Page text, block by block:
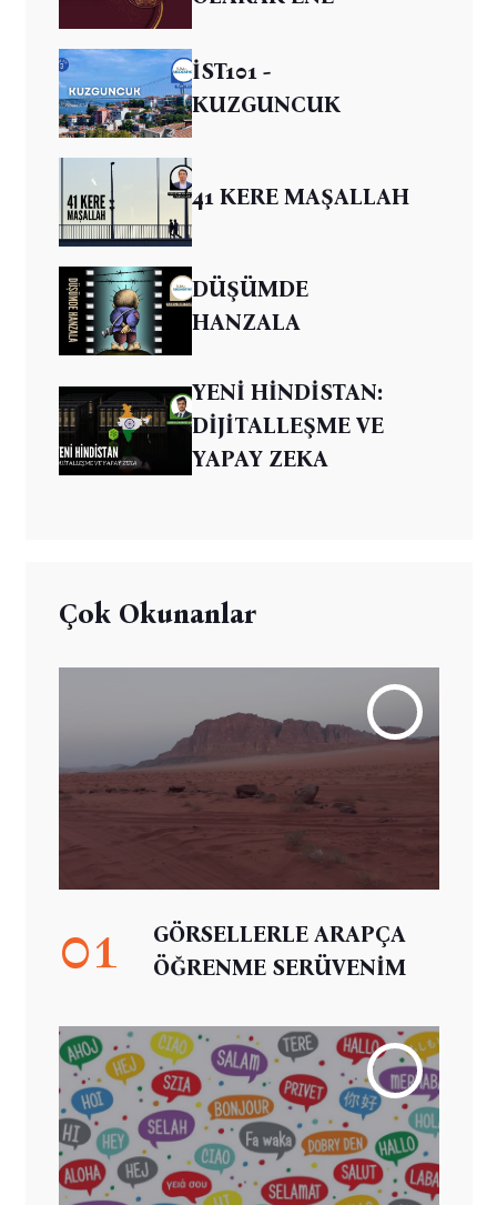
İST101 -
KUZGUNCUK
41 KERE MAŞALLAH
DÜŞÜMDE
HANZALA
YENİ HİNDİSTAN:
DİJİTALLEŞME VE
YAPAY ZEKA
Çok Okunanlar
01
GÖRSELLERLE ARAPÇA
ÖĞRENME SERÜVENİM